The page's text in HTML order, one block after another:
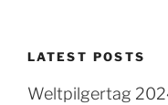
LATEST POSTS
Weltpilgertag